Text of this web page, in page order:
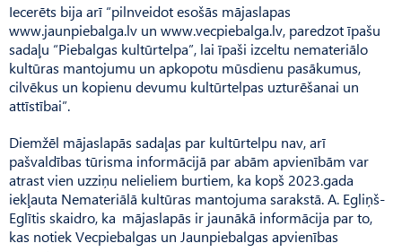
Iecerēts bija arī “pilnveidot esošās mājaslapas
www.jaunpiebalga.lv un www.vecpiebalga.lv, paredzot īpašu
sadaļu “Pie­balgas kultūrtelpa”, lai īpaši izceltu nemateriālo
kultūras mantojumu un apkopotu mūsdienu pasākumus,
cilvēkus un kopienu devumu kultūrtelpas uzturēšanai un
attīstībai”.
Diemžēl mājaslapās sadaļas par kultūrtelpu nav, arī
pašvaldības tūrisma informācijā par abām apvienībām var
atrast vien uzziņu nelieliem burtiem, ka kopš 2023.gada
iekļauta Ne­materiālā kultūras mantojuma sarakstā. A. Egliņš-
Eglītis skaidro, ka mājaslapās ir jaunākā informācija par to,
kas notiek Vecpiebalgas un Jaunpiebalgas apvienības